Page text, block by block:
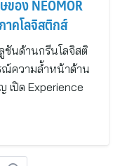
อง NEOMOR
คโลจิสติกส์
ลูชันด้านกรีนโลจิสติ
ณ์ความล้ำหน้าด้าน
เปิด Experience